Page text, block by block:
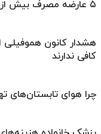
۵ عارضه مصرف بیش از حد پروتئین
کافی ندارند
چرا هوای تابستان‌های